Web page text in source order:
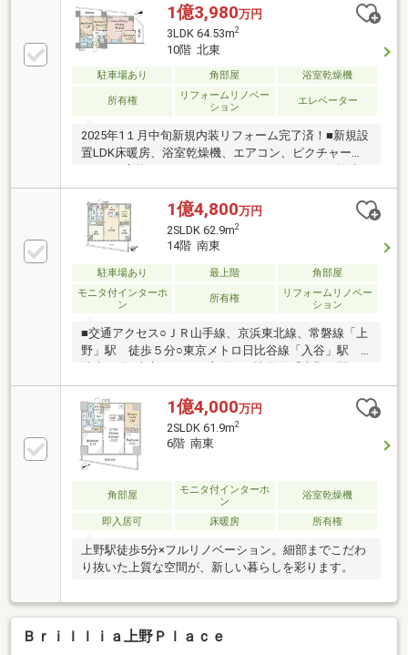
地よく始める新生活■立地・保育園徒歩5分、小学校徒
歩10分圏内 子育てに寄り添うロケーションです・
「エキュート」「マルイ」「アトレ」を使い分け 暮
らしに寄り添う買い物環境■共用部・オートロック、
宅配ボックス完備■かんたんネット予約がお勧めです
（1）【見学予約する】ボタンをタップ（2）ご希望の
1億3,980万円
3LDK 64.53m2
10階 北東
駐車場あり 角部屋 浴室乾燥機
所有権
リフォームリノベー
ション
エレベーター
2025年1１月中旬新規内装リフォーム完了済！■新規設
置LDK床暖房、浴室乾燥機、エアコン、ピクチャーレ
ール、■交換システムキッチン（オールインワン浄水
器、人造大理石天板他）洗面（シングルレバーシャワ
ー水栓、一体成型カウンター）洗濯機水栓、洗濯パ
ン、タンクレストイレ、トイレ手洗■貼替 床、天
井、クロス安心の共用部、防犯24時間ゴミ出し可、宅
配ボックス、カラーモニター付きインターホン町会
費：月額300円ファミリーコール：月額275円※2025年
12月にファミリコール月額275円は廃止予定
1億4,800万円
2SLDK 62.9m2
14階 南東
駐車場あり 最上階
角部屋
モニタ付インターホ
ン
所有権
リフォームリノベー
ション
■交通アクセス○ＪＲ山手線、京浜東北線、常磐線「上
野」駅 徒歩５分○東京メトロ日比谷線「入谷」駅
徒歩７分○東京メトロ銀座線、日比谷線「上野」駅
徒歩８分■おすすめポイント○２０１７年１月築○１４
階建の最上階部分○南東・北東向きの角住戸につき通
風良好○専有面積６２．９０平米の２ＳＬＤＫ○対面式
システムキッチン○リビングダイニングに温水式床暖
房有○ミストサウナ付き浴室暖房乾燥機（２４時間換
気機能付）○追い焚き機能付きユニットバス○約６．１
帖の洋室にウォークインクローゼット有○カラーモニ
ター付インターホン○オートロック○宅配ボックス有○
ペット飼育可（細則有）
1億4,000万円
2SLDK 61.9m2
6階 南東
角部屋
モニタ付インターホ
ン
浴室乾燥機
即入居可 床暖房 所有権
上野駅徒歩5分×フルリノベーション。細部までこだわ
り抜いた上質な空間が、新しい暮らしを彩ります。
Ｂｒｉｌｌｉａ上野Ｐｌａｃｅ